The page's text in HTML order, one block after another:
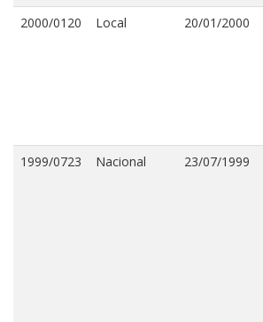
2000/0120 Local 20/01/2000
1999/0723 Nacional 23/07/1999